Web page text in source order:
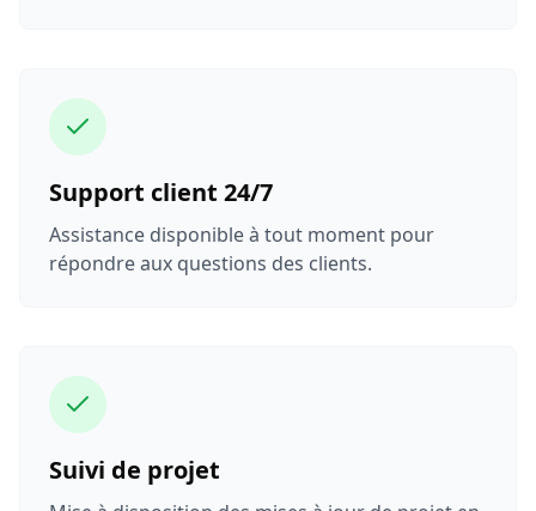
Support client 24/7
Assistance disponible à tout moment pour
répondre aux questions des clients.
Suivi de projet